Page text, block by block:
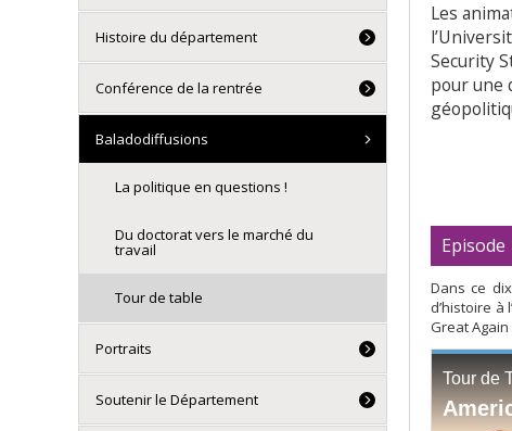
Les
Security
pour une
Dans ce
d’histoire
Great
Histoire du département
Conférence de la rentrée
Baladodiffusions
La politique en questions !
Du doctorat vers le marché du
travail
Tour de table
Portraits
Soutenir le Département